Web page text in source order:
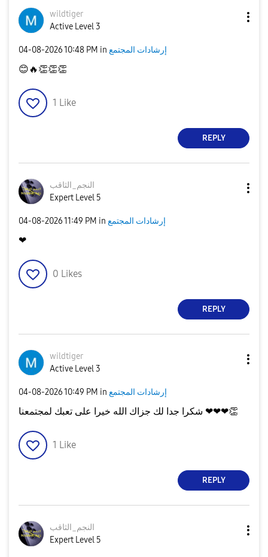
wildtiger
Active Level 3
‎04-08-202610:48 PM in إرشادات المجتمع
😊 🔥 👏👏👏
1 Like
REPLY
النجم_الثاقب
Expert Level 5
‎04-08-202611:49 PM in إرشادات المجتمع
❤
0 Likes
REPLY
wildtiger
Active Level 3
‎04-08-202610:49 PM in إرشادات المجتمع
شكرا جدا لك جزاك الله خيرا على تعبك لمجتمعنا ❤❤❤👏
1 Like
REPLY
النجم_الثاقب
Expert Level 5